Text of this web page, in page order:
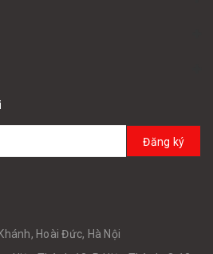
Đăng ký
Hoài Đức, Hà Nội